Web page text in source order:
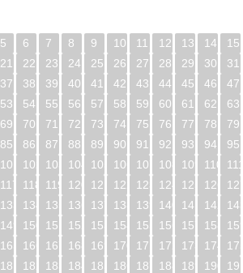
5 6 7 8 9 10 11 12 13 14
15
21 22 23 24 25 26 27 28 29 30
31
37 38 39 40 41 42 43 44 45 46
47
53 54 55 56 57 58 59 60 61 62
63
69 70 71 72 73 74 75 76 77 78
79
85 86 87 88 89 90 91 92 93 94
95
101 102 103 104 105 106 107 108 109 110
117 118 119 120 121 122 123 124 125 126
133 134 135 136 137 138 139 140 141 142
149 150 151 152 153 154 155 156 157 158
165 166 167 168 169 170 171 172 173 174
181 182 183 184 185 186 187 188 189 190